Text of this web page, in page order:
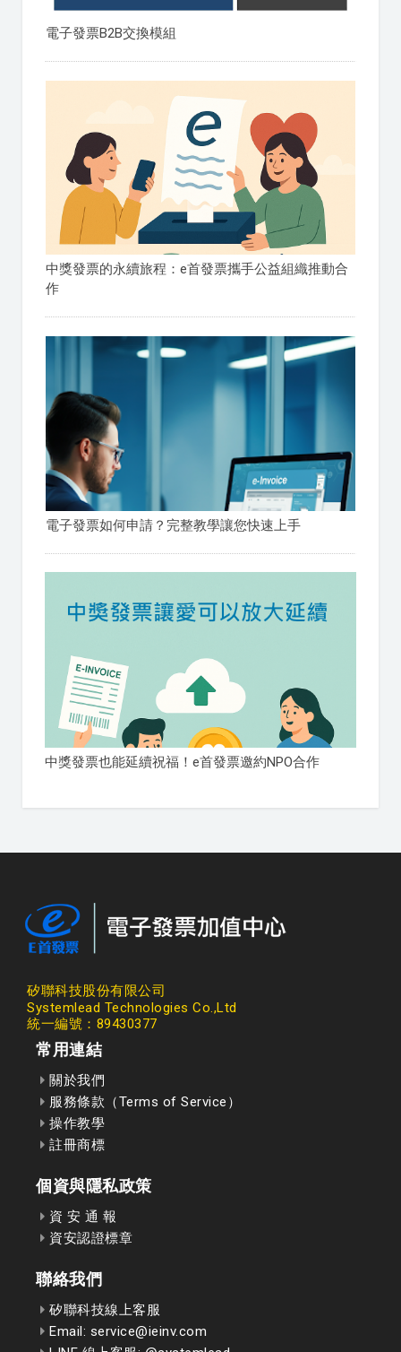
電子發票B2B交換模組
中獎發票的永續旅程：e首發票攜手公益組織推動合
作
電子發票如何申請？完整教學讓您快速上手
中獎發票也能延續祝福！e首發票邀約NPO合作
矽聯科技股份有限公司
Systemlead Technologies Co.,Ltd
統一編號：89430377
常用連結
關於我們
服務條款（Terms of Service）
操作教學
註冊商標
個資與隱私政策
資 安 通 報
資安認證標章
聯絡我們
矽聯科技線上客服
Email: service@ieinv.com